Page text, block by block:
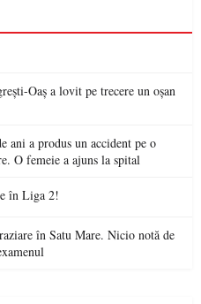
Oaș a lovit pe trecere un oșan
a produs un accident pe o
O femeie a ajuns la spital
în Liga 2!
în Satu Mare. Nicio notă de